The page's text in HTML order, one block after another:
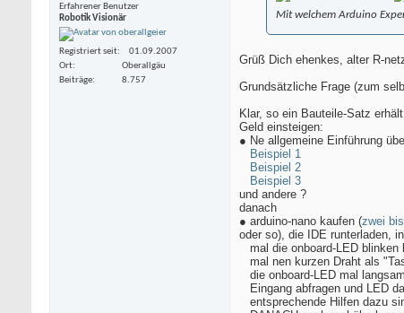
Erfahrener Benutzer
Robotik Visionär
Registriert seit
01.09.2007
Ort
Oberallgäu
Beiträge
8.757
Mit welchem Arduino
Grüß Dich ehenkes, alter R-
Grundsätzliche Frage (zum
Klar, so ein Bauteile-Satz
Geld einsteigen:
● Ne allgemeine Einführung
Beispiel 1
Beispiel 2
Beispiel 3
und andere ?
danach
● arduino-nano kaufen (zwei
oder so), die IDE runterladen,
mal die onboard-LED blinken
mal nen kurzen Draht als
die onboard-LED mal
Eingang abfragen und LED
entsprechende Hilfen dazu